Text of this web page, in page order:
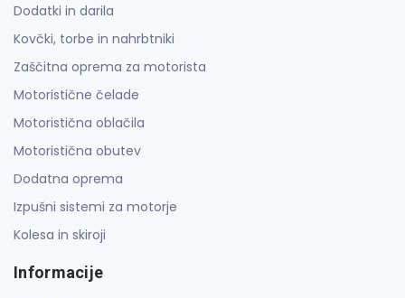
Dodatki in darila
Kovčki, torbe in nahrbtniki
Zaščitna oprema za motorista
Motoristične čelade
Motoristična oblačila
Motoristična obutev
Dodatna oprema
Izpušni sistemi za motorje
Kolesa in skiroji
Informacije